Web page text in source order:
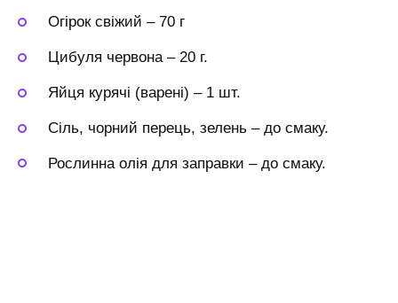
Огірок свіжий – 70 г
Цибуля червона– 20 г.
Яйця курячі (варені) – 1 шт.
Сіль, чорний перець, зелень – до смаку.
Рослинна олія для заправки – до смаку.